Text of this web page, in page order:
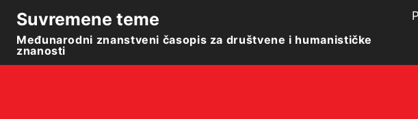
content
Suvremene teme
Međunarodni znanstveni časopis za društvene i humanističke
znanosti